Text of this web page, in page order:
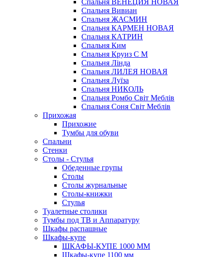
Спальня ВЕНЕЦИЯ НОВАЯ
Спальня Вивиан
Спальня ЖАСМИН
Спальня КАРМЕН НОВАЯ
Спальня КАТРИН
Спальня Ким
Спальня Круиз С М
Спальня Лінда
Спальня ЛИЛЕЯ НОВАЯ
Спальня Луїза
Спальня НИКОЛЬ
Спальня Ромбо Світ Меблів
Спальня Соня Світ Меблів
Прихожая
Прихожие
Тумбы для обуви
Спальни
Стенки
Столы - Стулья
Обеденные групы
Столы
Столы журнальные
Столы-книжки
Стулья
Туалетные столики
Тумбы под ТВ и Аппаратуру
Шкафы распашные
Шкафы-купе
ШКАФЫ-КУПЕ 1000 ММ
Шкафы-купе 1100 мм